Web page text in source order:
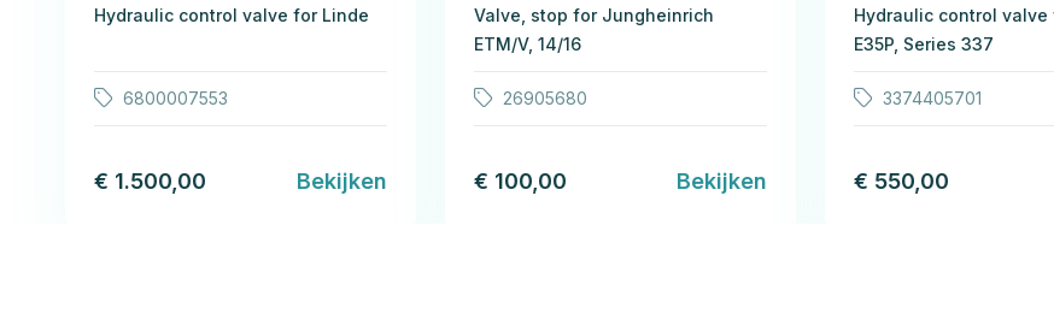
Hydraulic control valve for Linde
6800007553
€ 1.500,00 Bekijken
Valve, stop for Jungheinrich
ETM/V, 14/16
26905680
€ 100,00 Bekijken
Hydraulic control valve
E35P, Series 337
3374405701
€ 550,00